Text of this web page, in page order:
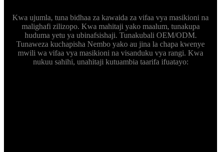
Kwa ujumla, tuna bidhaa za kawaida za vifaa vya masikioni na
malighafi zilizopo. Kwa mahitaji yako maalum, tunakupa
huduma yetu ya ubinafsishaji. Tunakubali OEM/ODM.
Tunaweza kuchapisha Nembo yako au jina la chapa kwenye
mwili wa vifaa vya masikioni na visanduku vya rangi. Kwa
nukuu sahihi, unahitaji kutuambia taarifa ifuatayo: